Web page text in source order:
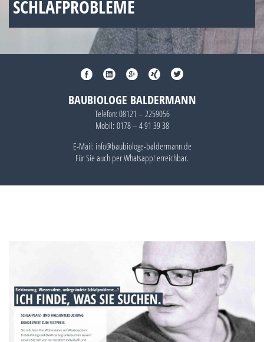
SCHLAFPROBLEME
BAUBIOLOGE BALDERMANN
Telefon: 08121 – 2259056
Mobil: 0178 – 4 91 39 38
E-Mail: info@baubiologe-baldermann.de
Für Sie auch perWhatsapp!erreichbar.